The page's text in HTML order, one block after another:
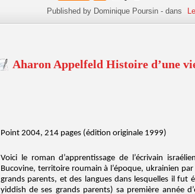
Published by Dominique Poursin -dans
Aharon Appelfeld Histoire d’une
Point 2004, 214 pages (édition originale 1999)
Voici le roman d’apprentissage de l’écrivain
Bucovine, territoire roumain à l’époque, ukrainien
grands parents, et des langues dans lesquelles il fut
yiddish de ses grands parents) sa première année